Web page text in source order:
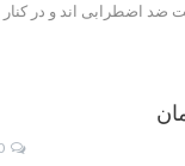
ضد اضطرابی اند و در کنار